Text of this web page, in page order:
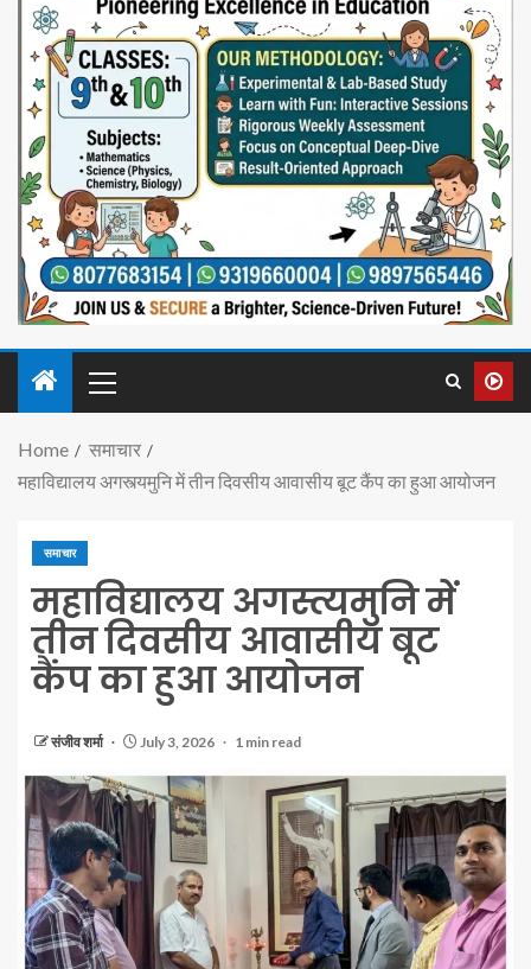
Home
समाचार
महाविद्यालय अगस्त्यमुनि में तीन दिवसीय आवासीय बूट कैंप का हुआ आयोजन
समाचार
महाविद्यालय अगस्त्यमुनि में
तीन दिवसीय आवासीय बूट
कैंप का हुआ आयोजन
संजीव शर्मा July 3, 2026 1 min read